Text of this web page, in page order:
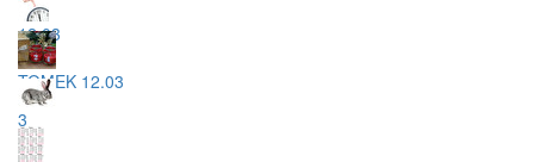
12.03
TOMEK 12.03
3